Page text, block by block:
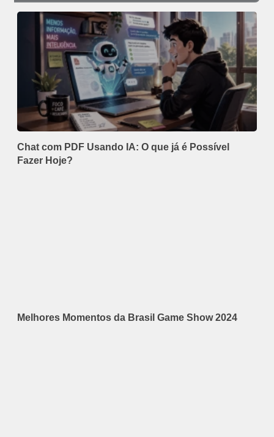
Chat com PDF Usando IA: O que já é Possível
Fazer Hoje?
Melhores Momentos da Brasil Game Show 2024